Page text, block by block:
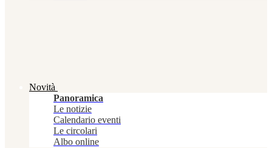
Novità
Panoramica
Le notizie
Calendario eventi
Le circolari
Albo online